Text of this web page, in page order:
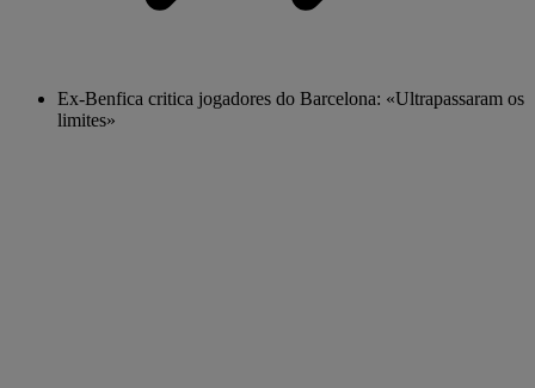
Ex-Benfica critica jogadores do Barcelona: «Ultrapassaram os
limites»